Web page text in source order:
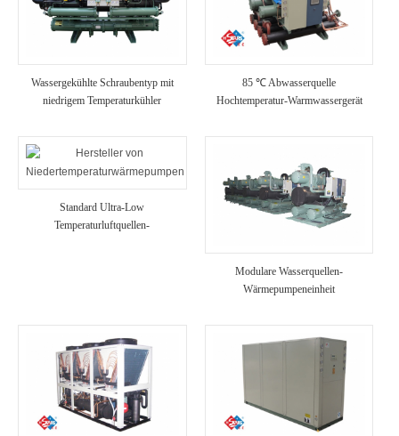
Wassergekühlte Schraubentyp mit
niedrigem Temperaturkühler
85 ℃ Abwasserquelle
Hochtemperatur-Warmwassergerät
Standard Ultra-Low
Temperaturluftquellen-
Modulare Wasserquellen-
Wärmepumpeneinheit